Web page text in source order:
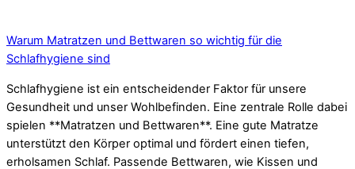
Warum Matratzen und Bettwaren so wichtig für die
Schlafhygiene sind
Schlafhygiene ist ein entscheidender Faktor für unsere
Gesundheit und unser Wohlbefinden. Eine zentrale Rolle dabei
spielen **Matratzen und Bettwaren**. Eine gute Matratze
unterstützt den Körper optimal und fördert einen tiefen,
erholsamen Schlaf. Passende Bettwaren, wie Kissen und